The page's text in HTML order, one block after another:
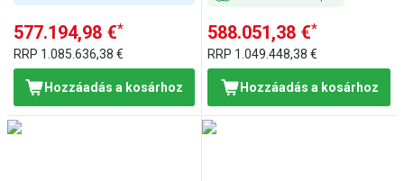
577.194,98 €*
RRP 1.085.636,38 €
Hozzáadás a kosárhoz
588.051,38 €*
RRP 1.049.448,38 €
Hozzáadás a kosárhoz